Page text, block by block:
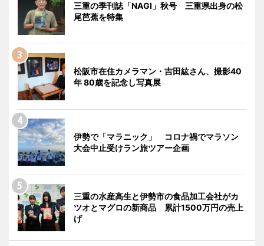
三重の季刊誌「NAGI」秋号 三重県出身の松
尾芭蕉を特集
松阪市在住カメラマン・吉田紘さん、撮影40
年 80歳を記念し写真展
伊勢で「マラニック」 コロナ禍でマラソン
大会中止受けラン旅ツアー企画
三重の水産高生と伊勢市の食品加工会社がカ
ツオとマグロの新商品 累計1500万円の売上
げ